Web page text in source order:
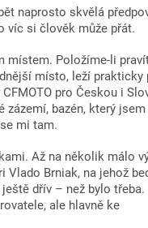
naprosto skvělá
víc si člověk může přát.
místem. Položíme-li
místo, leží prakticky
pro Českou i
bazén, který jsem
mi tam.
Až na několik málo
Vlado Brniak, na jehož
dřív – než bylo třeba.
ale hlavně ke